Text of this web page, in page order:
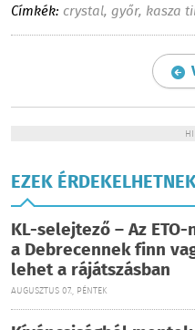
Címkék: crystal, győr, kasza
EZEK
KL-selejtező – Az
a Debrecennek finn
lehet a rájátszásban
AUGUSZTUS 07., PÉNTEK